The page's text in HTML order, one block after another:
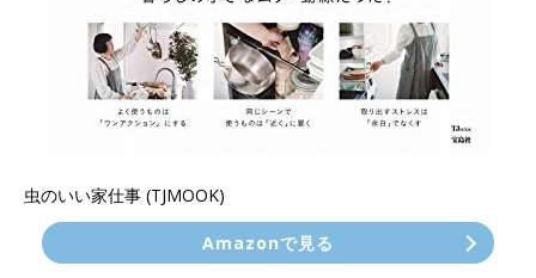
虫のいい家仕事 (TJMOOK)
Amazonで見る